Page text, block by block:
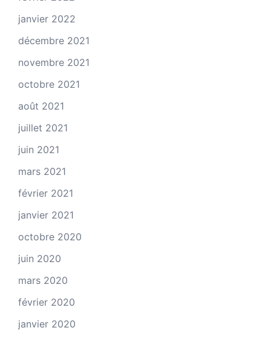
janvier 2022
décembre 2021
novembre 2021
octobre 2021
août 2021
juillet 2021
juin 2021
mars 2021
février 2021
janvier 2021
octobre 2020
juin 2020
mars 2020
février 2020
janvier 2020